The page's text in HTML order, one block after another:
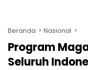
Beranda Nasional
Program
Seluruh